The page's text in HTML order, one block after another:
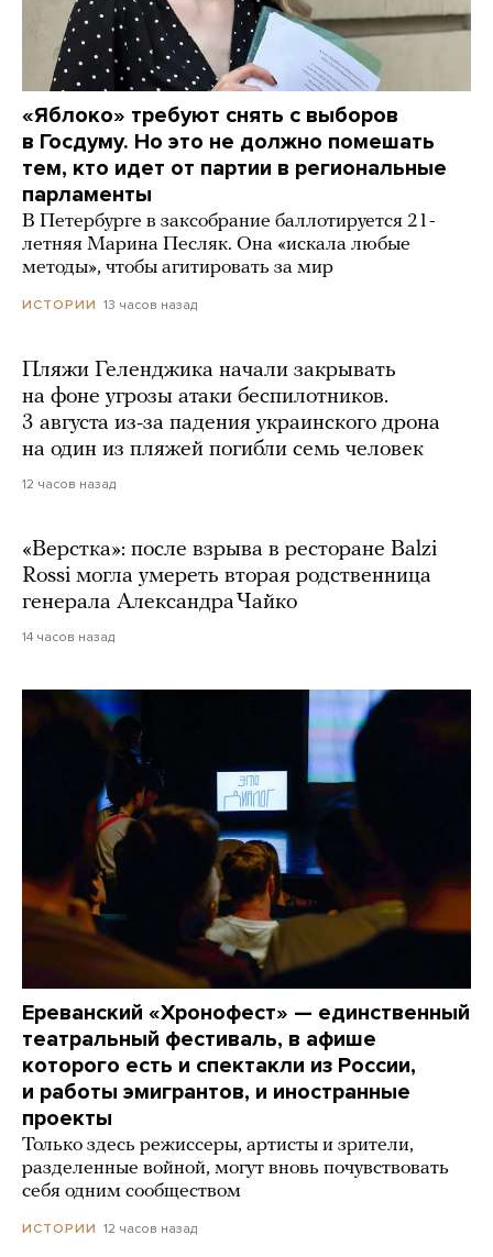
«Яблоко» требуют снять с выборов
в Госдуму. Но это не должно помешать
тем, кто идет от партии в региональные
парламенты
В Петербурге в заксобрание баллотируется 21-
летняя Марина Песляк. Она «искала любые
методы», чтобы агитировать за мир
ИСТОРИИ 13 часов назад
Пляжи Геленджика начали закрывать
на фоне угрозы атаки беспилотников.
3 августа из-за падения украинского дрона
на один из пляжей погибли семь человек
12 часов назад
«Верстка»: после взрыва в ресторане Balzi
Rossi могла умереть вторая родственница
генерала Александра Чайко
14 часов назад
Ереванский «Хронофест» — единственный
театральный фестиваль, в афише
которого есть и спектакли из России,
и работы эмигрантов, и иностранные
проекты
Только здесь режиссеры, артисты и зрители,
разделенные войной, могут вновь почувствовать
себя одним сообществом
ИСТОРИИ 12 часов назад